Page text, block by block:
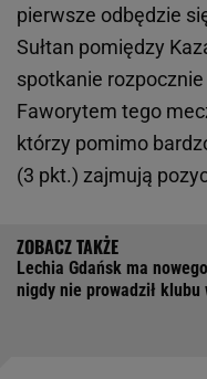
pierwsze odbędzie
Sułtan pomiędzy
spotkanie
Faworytem tego
którzy pomimo
(3 pkt.) zajmują
Lechia Gdańsk ma
nigdy nie prowadził